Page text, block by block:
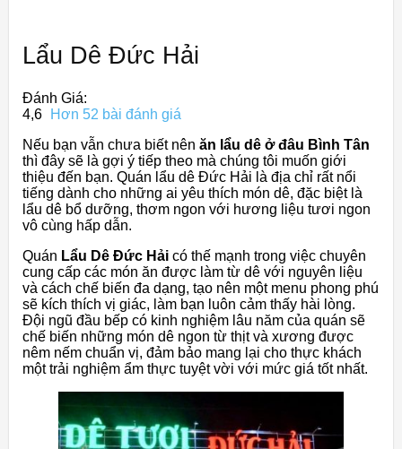
Lẩu Dê Đức Hải
Đánh Giá:
4,6
Hơn 52 bài đánh giá
Nếu bạn vẫn chưa biết nên ăn lẩu dê ở đâu Bình Tân
thì đây sẽ là gợi ý tiếp theo mà chúng tôi muốn giới
thiệu đến bạn. Quán lẩu dê Đức Hải là địa chỉ rất nổi
tiếng dành cho những ai yêu thích món dê, đặc biệt là
lẩu dê bổ dưỡng, thơm ngon với hương liệu tươi ngon
vô cùng hấp dẫn.
Quán Lẩu Dê Đức Hải có thế mạnh trong việc chuyên
cung cấp các món ăn được làm từ dê với nguyên liệu
và cách chế biến đa dạng, tạo nên một menu phong phú
sẽ kích thích vị giác, làm bạn luôn cảm thấy hài lòng.
Đội ngũ đầu bếp có kinh nghiệm lâu năm của quán sẽ
chế biến những món dê ngon từ thịt và xương được
nêm nếm chuẩn vị, đảm bảo mang lại cho thực khách
một trải nghiệm ẩm thực tuyệt vời với mức giá tốt nhất.